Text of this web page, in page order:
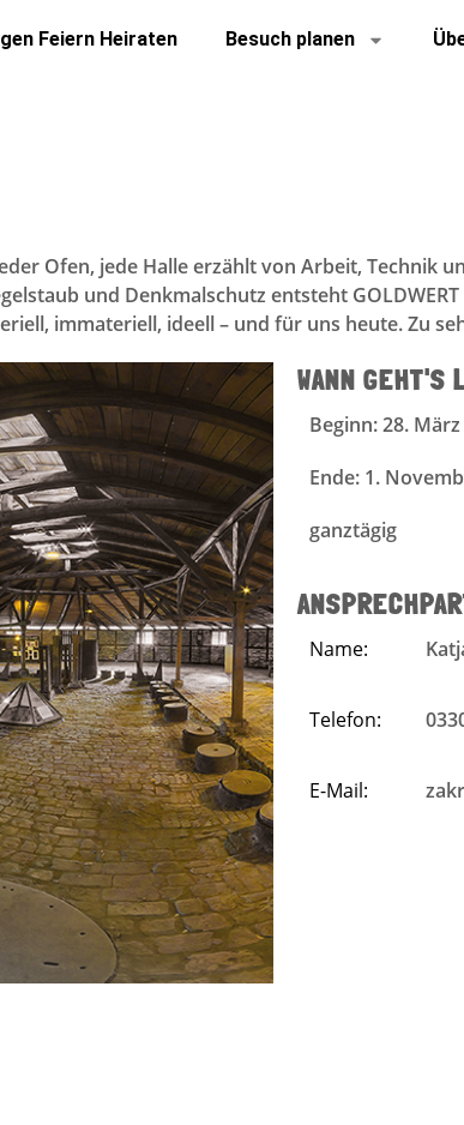
Feiern Heiraten Besuch planen
Ofen, jede Halle erzählt von Arbeit, Technik
und Denkmalschutz entsteht
immateriell, ideell – und für uns heute. Zu
WANN GEHT'S
Beginn: 28.
Ende: 1.
ganztägig
Name:
Telefon:
E-Mail: